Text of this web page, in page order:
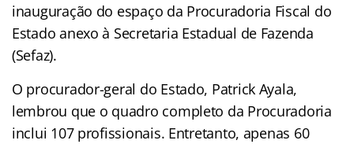
inauguração do espaço da Procuradoria Fiscal do
Estado anexo à Secretaria Estadual de Fazenda
(Sefaz).
O procurador-geral do Estado, Patrick Ayala,
lembrou que o quadro completo da Procuradoria
inclui 107 profissionais. Entretanto, apenas 60